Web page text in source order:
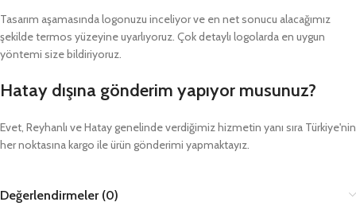
Tasarım aşamasında logonuzu inceliyor ve en net sonucu alacağımız
şekilde termos yüzeyine uyarlıyoruz. Çok detaylı logolarda en uygun
yöntemi size bildiriyoruz.
Hatay dışına gönderim yapıyor musunuz?
Evet, Reyhanlı ve Hatay genelinde verdiğimiz hizmetin yanı sıra Türkiye'nin
her noktasına kargo ile ürün gönderimi yapmaktayız.
Değerlendirmeler (0)